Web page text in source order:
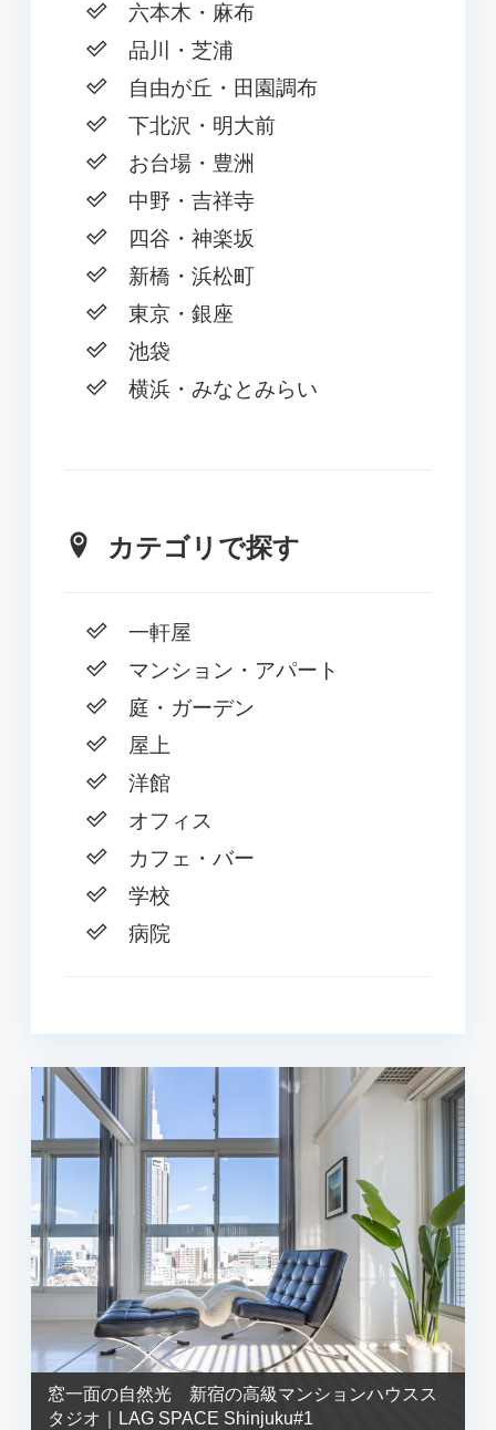
六本木・麻布
品川・芝浦
自由が丘・田園調布
下北沢・明大前
お台場・豊洲
中野・吉祥寺
四谷・神楽坂
新橋・浜松町
東京・銀座
池袋
横浜・みなとみらい
カテゴリで探す
一軒屋
マンション・アパート
庭・ガーデン
屋上
洋館
オフィス
カフェ・バー
学校
病院
窓一面の自然光 新宿の高級マンションハウスス
タジオ｜LAG SPACE Shinjuku#1